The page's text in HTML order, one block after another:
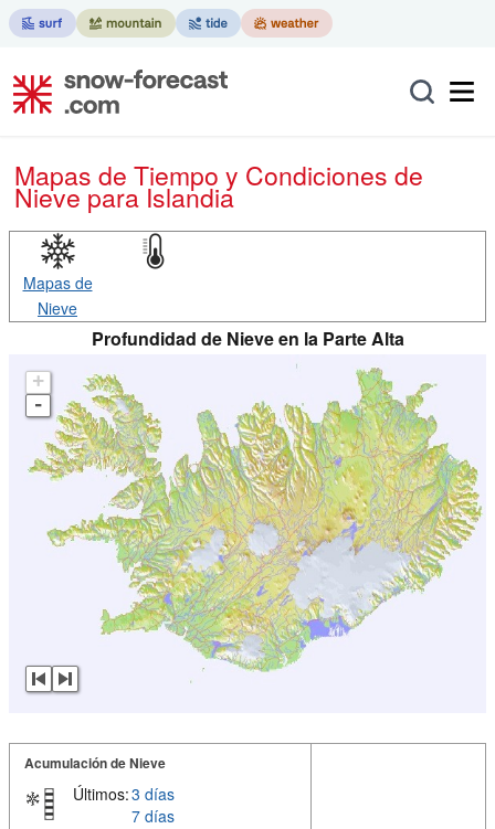
Mapas de Tiempo y Condiciones de
Nievepara Islandia
Mapas de
Nieve
Profundidad de Nieve en la Parte Alta
+
-
Acumulación de Nieve
Últimos:3 días
7 días